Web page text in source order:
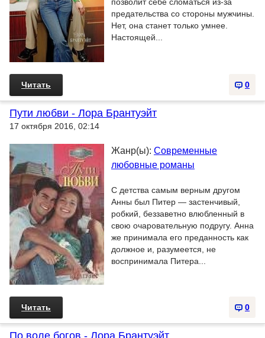
предательства со стороны мужчины.
Нет, она станет только умнее.
Настоящей...
0
Читать
Пути любви - Лора Брантуэйт
17 октября 2016, 02:14
Жанр(ы): Современные
любовные романы
С детства самым верным другом
Анны был Питер — застенчивый,
робкий, беззаветно влюбленный в
свою очаровательную подругу. Анна
же принимала его преданность как
должное и, разумеется, не
воспринимала Питера...
0
Читать
По воле богов - Лора Брантуэйт